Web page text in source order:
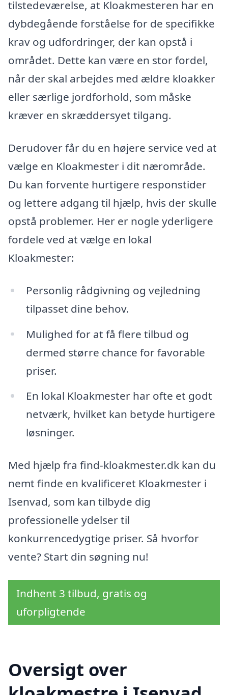
tilstedeværelse, at Kloakmesteren har en
dybdegående forståelse for de specifikke
krav og udfordringer, der kan opstå i
området. Dette kan være en stor fordel,
når der skal arbejdes med ældre kloakker
eller særlige jordforhold, som måske
kræver en skræddersyet tilgang.
Derudover får du en højere service ved at
vælge en Kloakmester i dit nærområde.
Du kan forvente hurtigere responstider
og lettere adgang til hjælp, hvis der skulle
opstå problemer. Her er nogle yderligere
fordele ved at vælge en lokal
Kloakmester:
Personlig rådgivning og vejledning
tilpasset dine behov.
Mulighed for at få flere tilbud og
dermed større chance for favorable
priser.
En lokal Kloakmester har ofte et godt
netværk, hvilket kan betyde hurtigere
løsninger.
Med hjælp fra find-kloakmester.dk kan du
nemt finde en kvalificeret Kloakmester i
Isenvad, som kan tilbyde dig
professionelle ydelser til
konkurrencedygtige priser. Så hvorfor
vente? Start din søgning nu!
Indhent 3 tilbud, gratis og
uforpligtende
Oversigt over